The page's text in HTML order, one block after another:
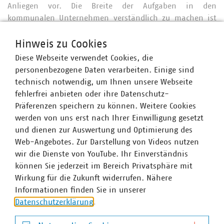
Anliegen vor. Die Breite der Aufgaben in den
kommunalen Unternehmen verständlich zu machen ist
Grüne, und Dr. Helmut Kaltenhauser, FDP, ein zentrales
Anliegen. „Es sind die Zusammenhänge, die in den
politischen Entscheidungen Niederschlag finden
müssen“, stellte Steurer fest. „Ob nur alle erneuerbaren
Erzeuger zusammen Versorgungssicherheit schaffen in
Bayern, Grundwasser erst einmal gesichert sein muss,
ehe geförderte Infrastruktur hilft, oder der
Breitbandausbau ad absurdum geführt wird, wenn
private Unternehmen Bestehendes überbauen dürfen -
immer brauchen wir die Politik, damit wir
handlungsfähig bleiben“, so Steurer mit Blick auf die
Debatte.
Die Landesgruppe hat mit den Wahlen den Kreis der
September mit seinem Ausscheiden aus dem Vorstand
Hinweis zu Cookies
Diese Webseite verwendet Cookies, die
personenbezogene Daten verarbeiten. Einige sind
technisch notwendig, um Ihnen unsere Webseite
fehlerfrei anbieten oder ihre Datenschutz-
Präferenzen speichern zu können. Weitere Cookies
werden von uns erst nach Ihrer Einwilligung gesetzt
und dienen zur Auswertung und Optimierung des
Web-Angebotes. Zur Darstellung von Videos nutzen
wir die Dienste von YouTube. Ihr Einverständnis
können Sie jederzeit im Bereich Privatsphäre mit
Wirkung für die Zukunft widerrufen. Nähere
Informationen finden Sie in unserer
Datenschutzerklärung.